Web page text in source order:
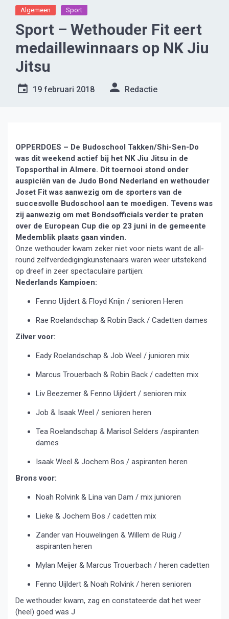
Algemeen Sport
Sport – Wethouder Fit eert
medaillewinnaars op NK Jiu
Jitsu
19 februari 2018 Redactie
OPPERDOES – De Budoschool Takken/Shi-Sen-Do
was dit weekend actief bij het NK Jiu Jitsu in de
Topsporthal in Almere. Dit toernooi stond onder
auspiciën van de Judo Bond Nederland en wethouder
Joset Fit was aanwezig om de sporters van de
succesvolle Budoschool aan te moedigen. Tevens was
zij aanwezig om met Bondsofficials verder te praten
over de European Cup die op 23 juni in de gemeente
Medemblik plaats gaan vinden.
Onze wethouder kwam zeker niet voor niets want de all-
round zelfverdedigingkunstenaars waren weer uitstekend
op dreef in zeer spectaculaire partijen:
Nederlands Kampioen:
Fenno Uijdert & Floyd Knijn / senioren Heren
Rae Roelandschap & Robin Back / Cadetten dames
Zilver voor:
Eady Roelandschap & Job Weel / junioren mix
Marcus Trouerbach & Robin Back / cadetten mix
Liv Beezemer & Fenno Uijldert / senioren mix
Job & Isaak Weel / senioren heren
Tea Roelandschap & Marisol Selders /aspiranten
dames
Isaak Weel & Jochem Bos / aspiranten heren
Brons voor:
Noah Rolvink & Lina van Dam / mix junioren
Lieke & Jochem Bos / cadetten mix
Zander van Houwelingen & Willem de Ruig /
aspiranten heren
Mylan Meijer & Marcus Trouerbach / heren cadetten
Fenno Uijldert & Noah Rolvink / heren senioren
De wethouder kwam, zag en constateerde dat het weer
(heel) goed was J